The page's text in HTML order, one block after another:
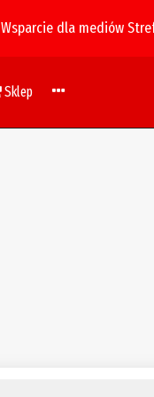
Wsparcie dla mediów
Sklep